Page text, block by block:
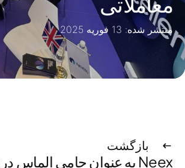
منتشر شده: 13 فوریه 2025
بازگشت